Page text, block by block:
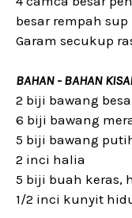
besar rempah
Garam secukup
BAHAN - BAHAN
2 biji bawang
6 biji bawang
5 biji bawang
2 inci halia
5 biji buah keras,
1/2 inci kunyit